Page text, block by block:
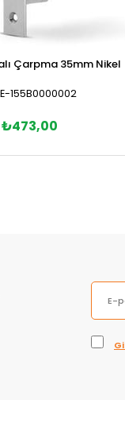
Çarpma 35mm Nikel
155B0000002
₺473,00